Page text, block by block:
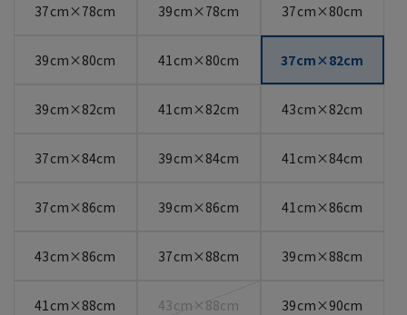
37cm×78cm 39cm×78cm 37cm×80cm
39cm×80cm 41cm×80cm 37cm×82cm
39cm×82cm 41cm×82cm 43cm×82cm
37cm×84cm 39cm×84cm 41cm×84cm
37cm×86cm 39cm×86cm 41cm×86cm
43cm×86cm 37cm×88cm 39cm×88cm
41cm×88cm 43cm×88cm 39cm×90cm